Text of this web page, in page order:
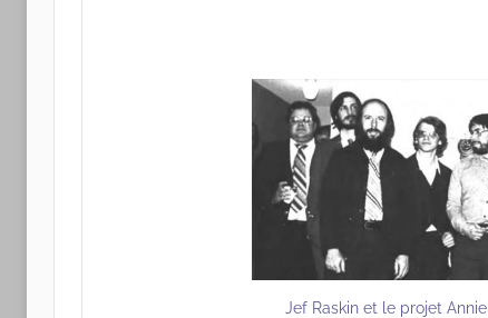
Jef Raskin et le projet Annie